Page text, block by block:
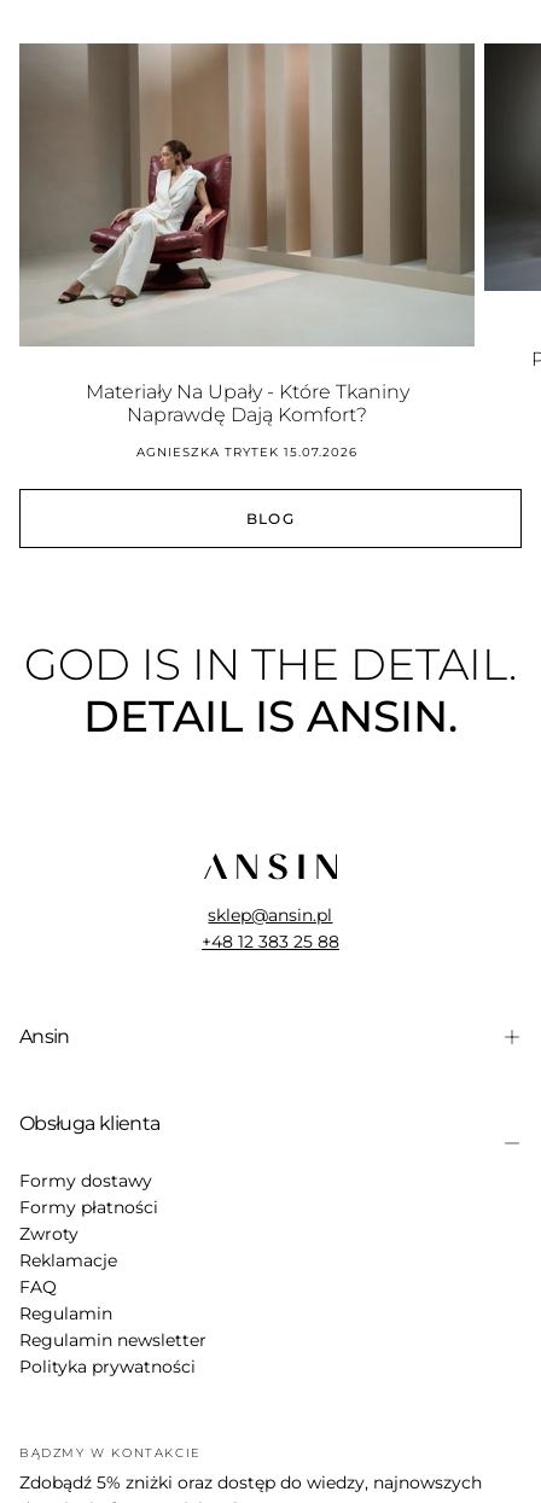
Materiały Na Upały - Które Tkaniny
Naprawdę Dają Komfort?
AGNIESZKA TRYTEK 15.07.2026
BLOG
GOD IS IN THE DETAIL.
DETAIL IS ANSIN.
sklep@ansin.pl
+48 12 383 25 88
Ansin
Obsługa klienta
Formy dostawy
Formy płatności
Zwroty
Reklamacje
FAQ
Regulamin
Regulamin newsletter
Polityka prywatności
BĄDŹMY W KONTAKCIE
Zdobądź 5% zniżki oraz dostęp do wiedzy, najnowszych